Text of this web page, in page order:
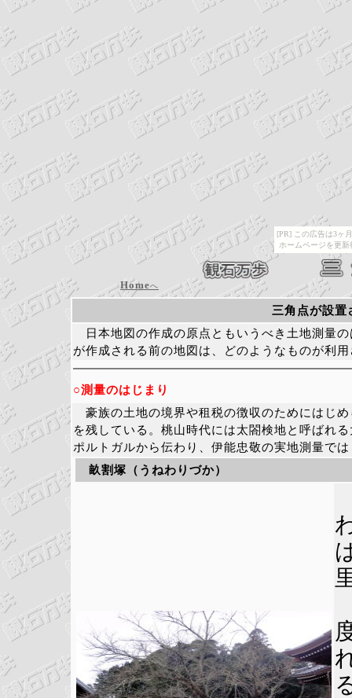
[PR] この広告は3ヶ
ホームページを更
Homeへ
三角点が設
日本地図の作成の原点ともいうべき土地測量
が作成される前の地図は、どのようなものが利
○測量のはじまり
豪族の土地の境界や租税の徴収のためにはじ
を残している。桃山時代には太閤検地と呼ばれ
ポルトガルから伝わり、伊能忠敬の実地測量で
畝割塚（うねわりづか）